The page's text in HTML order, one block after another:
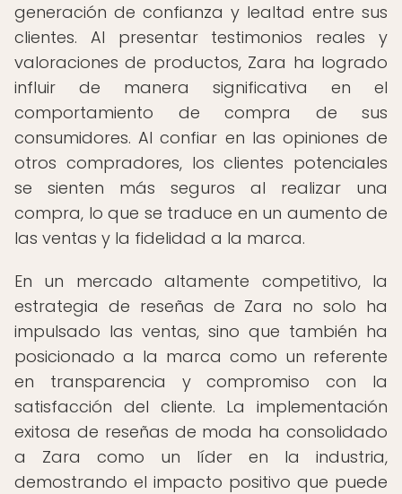
generación de confianza y lealtad entre sus
clientes. Al presentar testimonios reales y
valoraciones de productos, Zara ha logrado
influir de manera significativa en el
comportamiento de compra de sus
consumidores. Al confiar en las opiniones de
otros compradores, los clientes potenciales
se sienten más seguros al realizar una
compra, lo que se traduce en un aumento de
las ventas y la fidelidad a la marca.
En un mercado altamente competitivo, la
estrategia de reseñas de Zara no solo ha
impulsado las ventas, sino que también ha
posicionado a la marca como un referente
en transparencia y compromiso con la
satisfacción del cliente. La implementación
exitosa de reseñas de moda ha consolidado
a Zara como un líder en la industria,
demostrando el impacto positivo que puede